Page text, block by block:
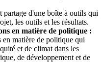
partage d'une boîte à outils qui
les outils et les résultats.
en matière de politique :
matière de politique qui
et de climat dans les
de développement et de